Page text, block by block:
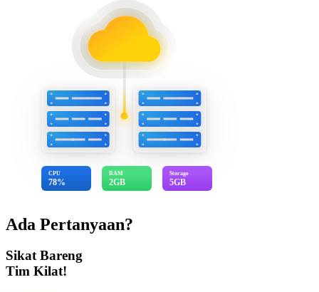
CPU
78%
RAM
2GB
Storage
5GB
Ada Pertanyaan?
Sikat Bareng
Tim Kilat!